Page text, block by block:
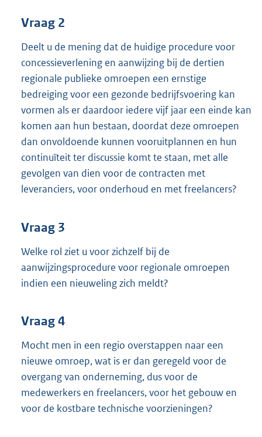
Vraag 2
Deelt u de mening dat de huidige procedure voor
concessieverlening en aanwijzing bij de dertien
regionale publieke omroepen een ernstige
bedreiging voor een gezonde bedrijfsvoering kan
vormen als er daardoor iedere vijf jaar een einde kan
komen aan hun bestaan, doordat deze omroepen
dan onvoldoende kunnen vooruitplannen en hun
continuïteit ter discussie komt te staan, met alle
gevolgen van dien voor de contracten met
leveranciers, voor onderhoud en met freelancers?
Vraag 3
Welke rol ziet u voor zichzelf bij de
aanwijzingsprocedure voor regionale omroepen
indien een nieuweling zich meldt?
Vraag 4
Mocht men in een regio overstappen naar een
nieuwe omroep, wat is er dan geregeld voor de
overgang van onderneming, dus voor de
medewerkers en freelancers, voor het gebouw en
voor de kostbare technische voorzieningen?